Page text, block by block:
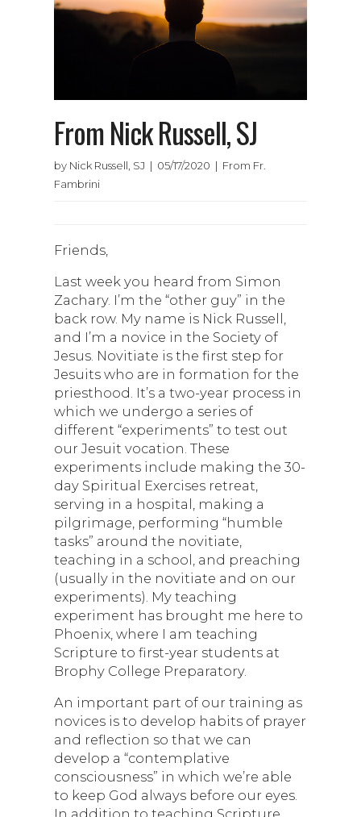
From Nick Russell, SJ
by Nick Russell, SJ | 05/17/2020 | From Fr.
Fambrini
Friends,
Last week you heard from Simon
Zachary. I’m the “other guy” in the
back row. My name is Nick Russell,
and I’m a novice in the Society of
Jesus. Novitiate is the first step for
Jesuits who are in formation for the
priesthood. It’s a two-year process in
which we undergo a series of
different “experiments” to test out
our Jesuit vocation. These
experiments include making the 30-
day Spiritual Exercises retreat,
serving in a hospital, making a
pilgrimage, performing “humble
tasks” around the novitiate,
teaching in a school, and preaching
(usually in the novitiate and on our
experiments). My teaching
experiment has brought me here to
Phoenix, where I am teaching
Scripture to first-year students at
Brophy College Preparatory.
An important part of our training as
novices is to develop habits of prayer
and reflection so that we can
develop a “contemplative
consciousness” in which we’re able
to keep God always before our eyes.